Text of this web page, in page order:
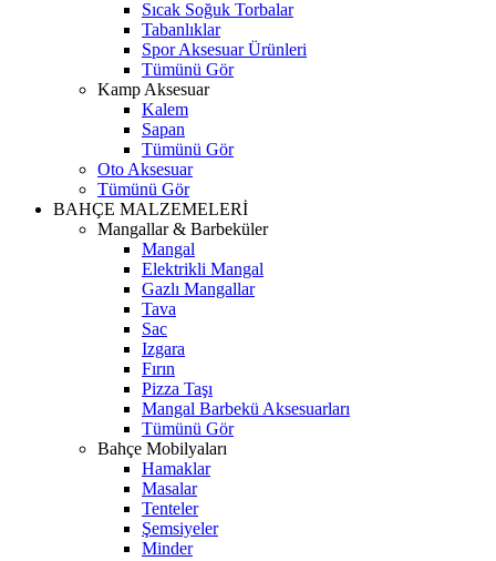
Sıcak Soğuk Torbalar
Tabanlıklar
Spor Aksesuar Ürünleri
Tümünü Gör
Kamp Aksesuar
Kalem
Sapan
Tümünü Gör
Oto Aksesuar
Tümünü Gör
BAHÇE MALZEMELERİ
Mangallar & Barbeküler
Mangal
Elektrikli Mangal
Gazlı Mangallar
Tava
Sac
Izgara
Fırın
Pizza Taşı
Mangal Barbekü Aksesuarları
Tümünü Gör
Bahçe Mobilyaları
Hamaklar
Masalar
Tenteler
Şemsiyeler
Minder